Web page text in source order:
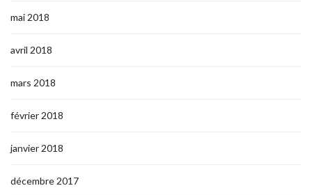
mai 2018
avril 2018
mars 2018
février 2018
janvier 2018
décembre 2017